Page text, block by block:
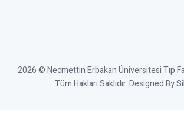
2026 © Necmettin Erbakan Üniversitesi Tıp
Tüm Hakları Saklıdır. Designed By